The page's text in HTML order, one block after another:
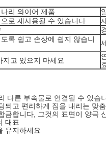
리 와이어 제품
로 재사용될 수 있습니다
록 쉽고 손상에 쉽지 않습니
지고 있으지 마세요
다른 부속물로 연결될 수 있습
되고 편리하게 짐을 내리는 맞춤
금합니다, 그것의 표면이 양극
대표
유지하세요